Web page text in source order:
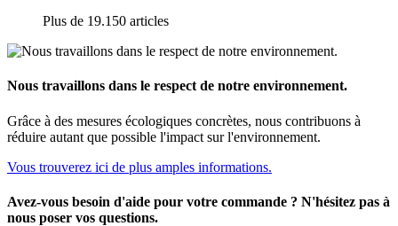
Plus de 19.150 articles
Nous travaillons dans le respect de notre environnement.
Grâce à des mesures écologiques concrètes, nous contribuons à
réduire autant que possible l'impact sur l'environnement.
Vous trouverez ici de plus amples informations.
Avez-vous besoin d'aide pour votre commande ? N'hésitez pas à
nous poser vos questions.